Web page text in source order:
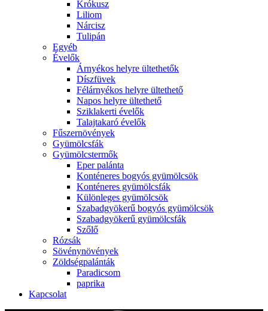
Krókusz
Liliom
Nárcisz
Tulipán
Egyéb
Évelők
Árnyékos helyre ültethetők
Díszfüvek
Félárnyékos helyre ültethető
Napos helyre ültethető
Sziklakerti évelők
Talajtakaró évelők
Fűszernövények
Gyümölcsfák
Gyümölcstermők
Eper palánta
Konténeres bogyós gyümölcsök
Konténeres gyümölcsfák
Különleges gyümölcsök
Szabadgyökerű bogyós gyümölcsök
Szabadgyökerű gyümölcsfák
Szőlő
Rózsák
Sövénynövények
Zöldségpalánták
Paradicsom
paprika
Kapcsolat